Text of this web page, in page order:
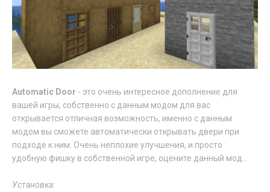
Automatic Door - это очень интересное дополнение для
вашей игры, собственно с данным модом для вас
открывается отличная возможность, именно с данным
модом вы сможете автоматически открывать двери при
подходе к ним. Очень неплохие улучшения, и просто
удобную фишку в собственной игре, оцените данный мод...
Установка: